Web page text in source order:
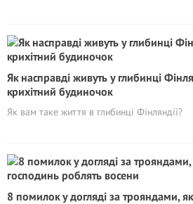
Як насправді живуть у глибинці
крихітний будиночок
Як вам таке життя в глибинці Фінляндії?
8 помилок у догляді за трояндами,